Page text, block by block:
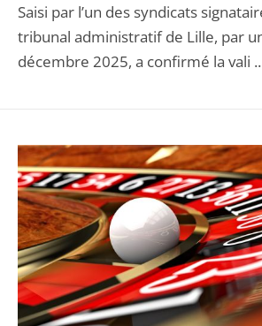
Saisi par l’un des syndicats
tribunal administratif de Lille, par
décembre 2025, a confirmé la vali